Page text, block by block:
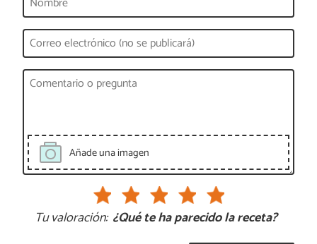
Añade una imagen
Tu valoración: ¿Qué te ha parecido la receta?